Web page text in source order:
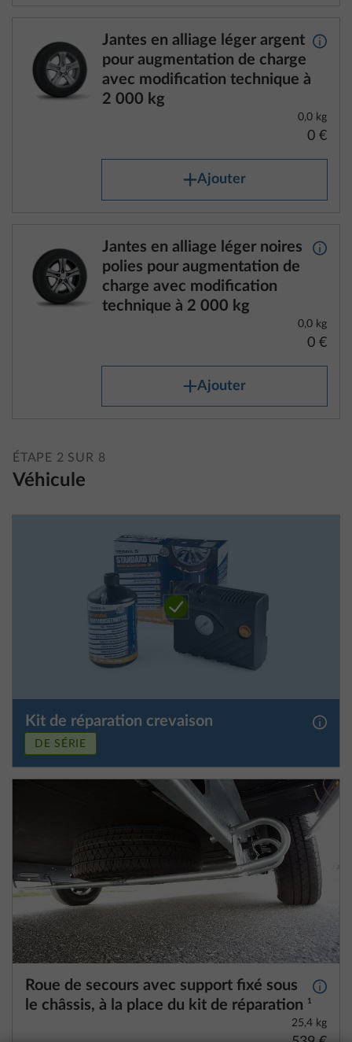
Jantes en alliage léger argent
pour augmentation de charge
avec modification technique à
2 000 kg
Plus
0,0 kg
0 €
Ajouter
Jantes en alliage léger noires
polies pour augmentation de
charge avec modification
technique à 2 000 kg
Plus
0,0 kg
0 €
Ajouter
ÉTAPE 2 SUR 8
Véhicule
Kit de réparation crevaison Plus
DE SÉRIE
Roue de secours avec support fixé sous
le châssis, à la place du kit de réparation
1
Plus
25,4 kg